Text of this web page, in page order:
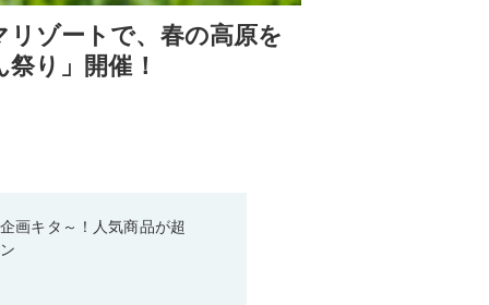
ゾートで、春の高原を
り」開催！
画キタ～！人気商品が超